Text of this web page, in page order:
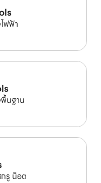
ฟฟ้า
นฐาน
รู น็อต